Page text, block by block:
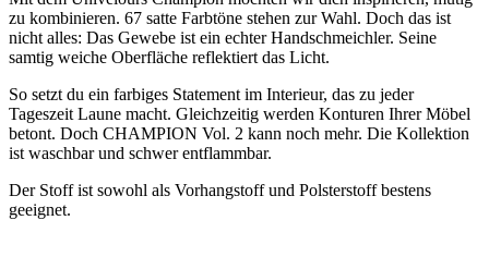
zu kombinieren. 67 satte Farbtöne stehen zur Wahl. Doch das ist
nicht alles: Das Gewebe ist ein echter Handschmeichler. Seine
samtig weiche Oberfläche reflektiert das Licht.
So setzt du ein farbiges Statement im Interieur, das zu jeder
Tageszeit Laune macht. Gleichzeitig werden Konturen Ihrer Möbel
betont. Doch CHAMPION Vol. 2 kann noch mehr. Die Kollektion
ist waschbar und schwer entflammbar.
Der Stoff ist sowohl als Vorhangstoff und Polsterstoff bestens
geeignet.